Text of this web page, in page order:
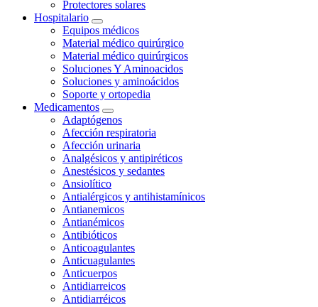
Protectores solares
Hospitalario
Equipos médicos
Material médico quirúrgico
Material médico quirúrgicos
Soluciones Y Aminoacidos
Soluciones y aminoácidos
Soporte y ortopedia
Medicamentos
Adaptógenos
Afección respiratoria
Afección urinaria
Analgésicos y antipiréticos
Anestésicos y sedantes
Ansiolítico
Antialérgicos y antihistamínicos
Antianemicos
Antianémicos
Antibióticos
Anticoagulantes
Anticuagulantes
Anticuerpos
Antidiarreicos
Antidiarréicos